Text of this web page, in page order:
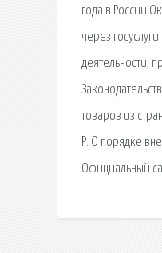
года в России
через
деятельности,
товаров из
Р. О порядке
Официальный